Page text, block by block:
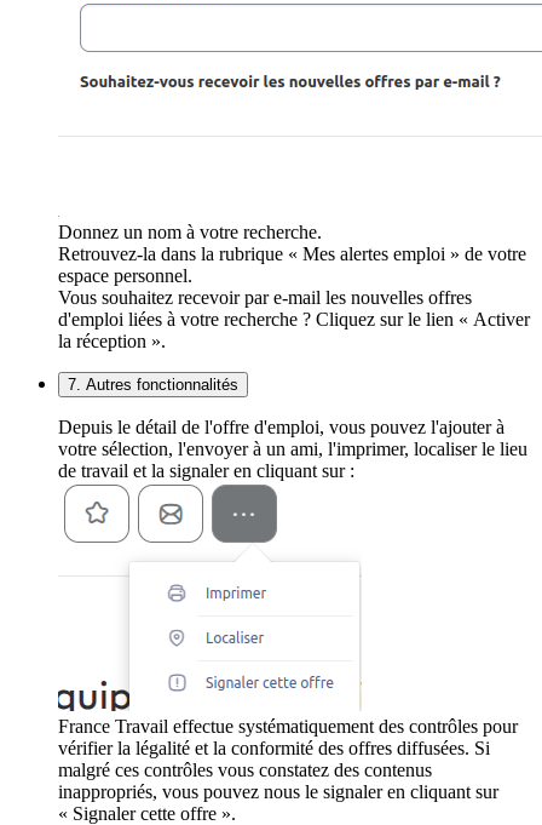
Donnez un nom à votre recherche.
Retrouvez-la dans la rubrique « Mes alertes emploi » de votre
espace personnel.
Vous souhaitez recevoir par e-mail les nouvelles offres
d'emploi liées à votre recherche ? Cliquez sur le lien « Activer
la réception ».
7. Autres fonctionnalités
Depuis le détail de l'offre d'emploi, vous pouvez l'ajouter à
votre sélection, l'envoyer à un ami, l'imprimer, localiser le lieu
de travail et la signaler en cliquant sur :
France Travail effectue systématiquement des contrôles pour
vérifier la légalité et la conformité des offres diffusées. Si
malgré ces contrôles vous constatez des contenus
inappropriés, vous pouvez nous le signaler en cliquant sur
« Signaler cette offre ».